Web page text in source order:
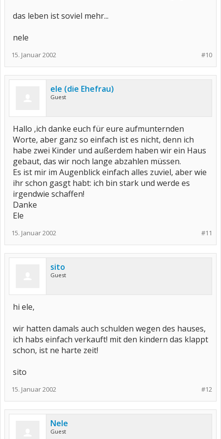
das leben ist soviel mehr...
nele
#10
15. Januar 2002
ele (die Ehefrau)
Guest
Hallo ,ich danke euch für eure aufmunternden
Worte, aber ganz so einfach ist es nicht, denn ich
habe zwei Kinder und außerdem haben wir ein Haus
gebaut, das wir noch lange abzahlen müssen.
Es ist mir im Augenblick einfach alles zuviel, aber wie
ihr schon gasgt habt: ich bin stark und werde es
irgendwie schaffen!
Danke
Ele
#11
15. Januar 2002
sito
Guest
hi ele,
wir hatten damals auch schulden wegen des hauses,
ich habs einfach verkauft! mit den kindern das klappt
schon, ist ne harte zeit!
sito
#12
15. Januar 2002
Nele
Guest